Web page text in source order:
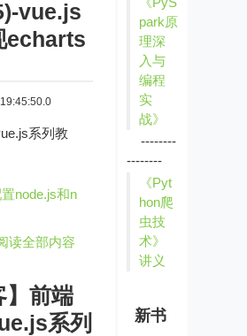
vue.js
echarts
系列教
node.js和n
读全部内容
】前端
系列
park原
理深
入与
编程
实
战》
--------
--------
《Pyt
hon爬
虫技
术》
讲义
新书